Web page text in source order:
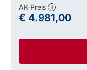
AK-Preis i
€ 4.981,00